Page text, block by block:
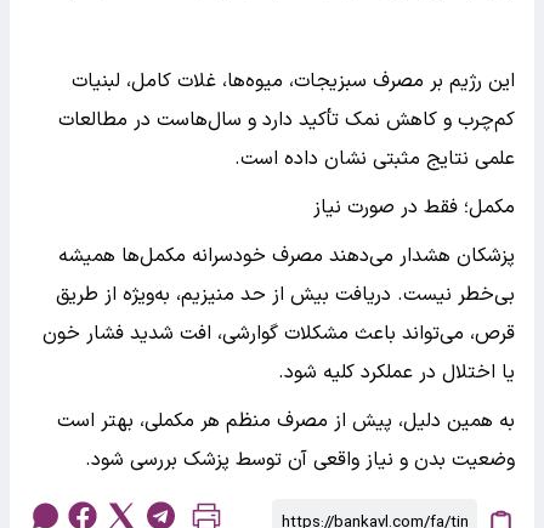
این رژیم بر مصرف سبزیجات، میوه‌ها، غلات کامل، لبنیات
کم‌چرب و کاهش نمک تأکید دارد و سال‌هاست در مطالعات
علمی نتایج مثبتی نشان داده است.
مکمل؛ فقط در صورت نیاز
پزشکان هشدار می‌دهند مصرف خودسرانه مکمل‌ها همیشه
بی‌خطر نیست. دریافت بیش از حد منیزیم، به‌ویژه از طریق
قرص، می‌تواند باعث مشکلات گوارشی، افت شدید فشار خون
یا اختلال در عملکرد کلیه شود.
به همین دلیل، پیش از مصرف منظم هر مکملی، بهتر است
وضعیت بدن و نیاز واقعی آن توسط پزشک بررسی شود.